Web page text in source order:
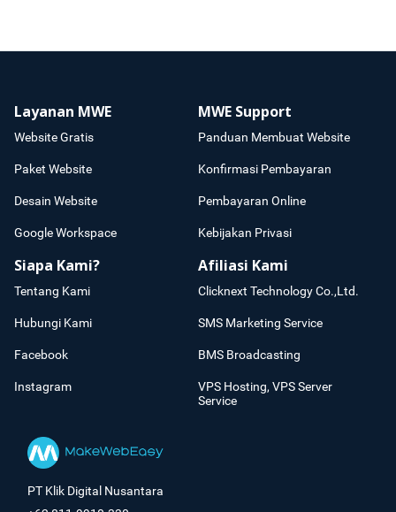
Layanan MWE
Website Gratis
Paket Website
Desain Website
Google Workspace
MWE Support
Panduan Membuat Website
Konfirmasi Pembayaran
Pembayaran Online
Kebijakan Privasi
Siapa Kami?
Tentang Kami
Hubungi Kami
Facebook
Instagram
Afiliasi Kami
Clicknext Technology Co.,Ltd.
SMS Marketing Service
BMS Broadcasting
VPS Hosting, VPS Server
Service
PT Klik Digital Nusantara